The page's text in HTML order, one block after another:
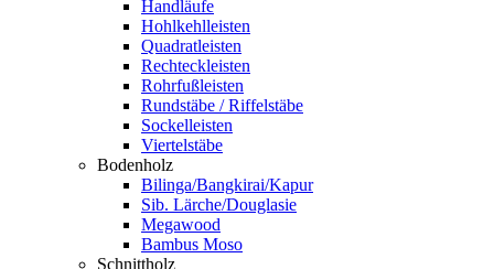
Handläufe
Hohlkehlleisten
Quadratleisten
Rechteckleisten
Rohrfußleisten
Rundstäbe / Riffelstäbe
Sockelleisten
Viertelstäbe
Bodenholz
Bilinga/Bangkirai/Kapur
Sib. Lärche/Douglasie
Megawood
Bambus Moso
Schnittholz